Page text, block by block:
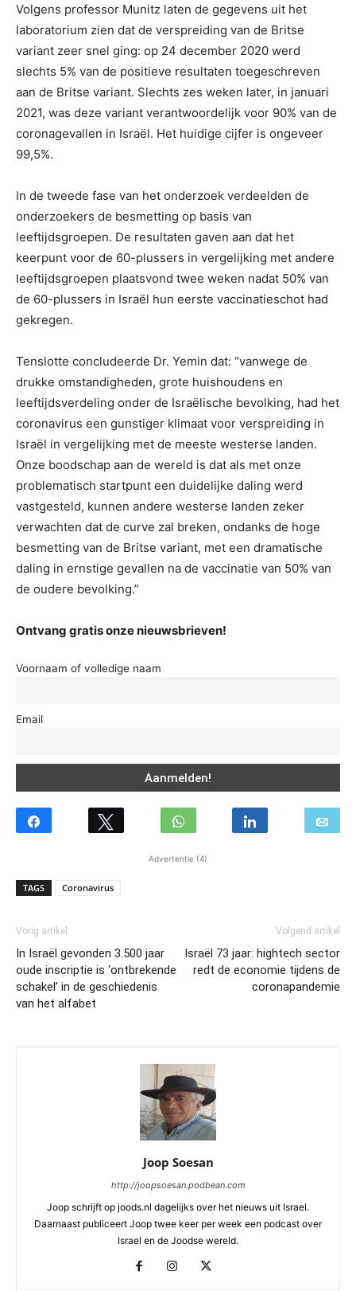
Volgens professor Munitz laten de gegevens uit het
laboratorium zien dat de verspreiding van de Britse
variant zeer snel ging: op 24 december 2020 werd
slechts 5% van de positieve resultaten toegeschreven
aan de Britse variant. Slechts zes weken later, in januari
2021, was deze variant verantwoordelijk voor 90% van de
coronagevallen in Israël. Het huidige cijfer is ongeveer
99,5%.
In de tweede fase van het onderzoek verdeelden de
onderzoekers de besmetting op basis van
leeftijdsgroepen. De resultaten gaven aan dat het
keerpunt voor de 60-plussers in vergelijking met andere
leeftijdsgroepen plaatsvond twee weken nadat 50% van
de 60-plussers in Israël hun eerste vaccinatieschot had
gekregen.
Tenslotte concludeerde Dr. Yemin dat: “vanwege de
drukke omstandigheden, grote huishoudens en
leeftijdsverdeling onder de Israëlische bevolking, had het
coronavirus een gunstiger klimaat voor verspreiding in
Israël in vergelijking met de meeste westerse landen.
Onze boodschap aan de wereld is dat als met onze
problematisch startpunt een duidelijke daling werd
vastgesteld, kunnen andere westerse landen zeker
verwachten dat de curve zal breken, ondanks de hoge
besmetting van de Britse variant, met een dramatische
daling in ernstige gevallen na de vaccinatie van 50% van
de oudere bevolking.”
Ontvang gratis onze nieuwsbrieven!
Voornaam of volledige naam
Email
Advertentie (4)
TAGS Coronavirus
Vorig artikel
In Israël gevonden 3.500 jaar
oude inscriptie is ‘ontbrekende
schakel’ in de geschiedenis
van het alfabet
Volgend artikel
Israël 73 jaar: hightech sector
redt de economie tijdens de
coronapandemie
Joop Soesan
http://joopsoesan.podbean.com
Joop schrijft op joods.nl dagelijks over het nieuws uit Israel.
Daarnaast publiceert Joop twee keer per week een podcast over
Israel en de Joodse wereld.